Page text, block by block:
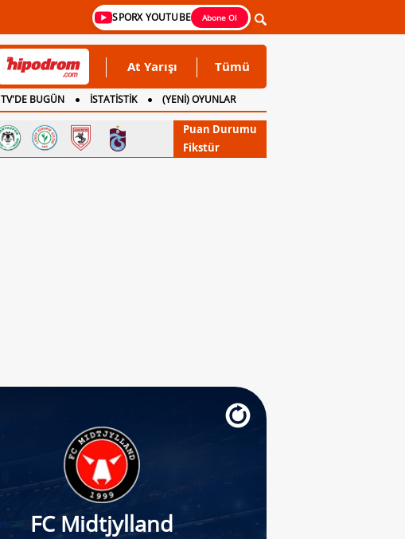
SPORX YOUTUBE Abone Ol
At Yarışı Tümü
TV'DE BUGÜN İSTATİSTİK
(YENİ) OYUNLAR
Puan Durumu
Fikstür
FC Midtjylland